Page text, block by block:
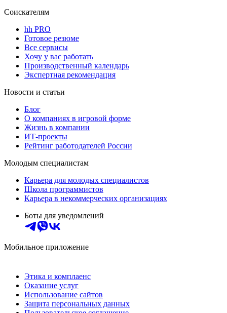
Соискателям
hh PRO
Готовое резюме
Все сервисы
Хочу у вас работать
Производственный календарь
Экспертная рекомендация
Новости и статьи
Блог
О компаниях в игровой форме
Жизнь в компании
ИТ-проекты
Рейтинг работодателей России
Молодым специалистам
Карьера для молодых специалистов
Школа программистов
Карьера в некоммерческих организациях
Боты для уведомлений
Мобильное приложение
Этика и комплаенс
Оказание услуг
Использование сайтов
Защита персональных данных